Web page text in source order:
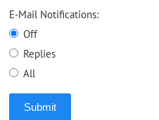
E-Mail Notifications:
Off
Replies
All
Submit